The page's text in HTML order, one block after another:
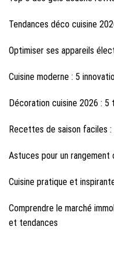
Tendances déco cuisine
Optimiser ses appareils
Cuisine moderne : 5
Décoration cuisine 2026 : 5
Recettes de saison faciles
Astuces pour un rangement
Cuisine pratique et
Comprendre le marché
et tendances